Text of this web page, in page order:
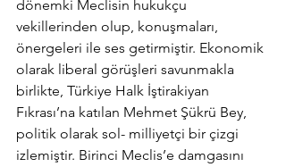
dönemki Meclisin hukukçu
vekillerinden olup, konuşmaları,
önergeleri ile ses getirmiştir. Ekonomik
olarak liberal görüşleri savunmakla
birlikte, Türkiye Halk İştirakiyan
Fıkrası’na katılan Mehmet Şükrü Bey,
politik olarak sol- milliyetçi bir çizgi
izlemiştir. Birinci Meclis’e damgasını